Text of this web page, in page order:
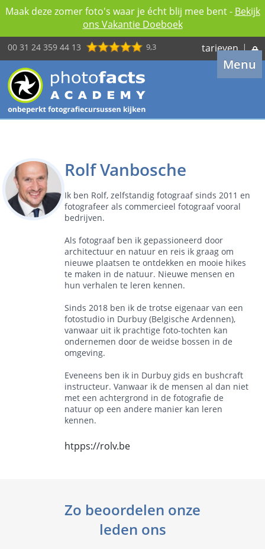
Maak deze zomer foto's waar je écht blij mee bent - Bekijk
ons Vakantie Doeboek
00 31 24 359 44 13 9,3 tarieven |
Menu
Rolf Vanbosche
Ik ben Rolf, zelfstandig fotograaf sinds 2011 en
fotografeer als commercieel fotograaf vooral
bedrijven.
Als fotograaf ben ik gepassioneerd door
architectuur en natuur en reis ik graag om
nieuwe plaatsen te ontdekken en mooie hikes
te maken in de natuur. Nieuwe mensen en
hun verhalen te leren kennen.
Sinds 2018 ben ik de trotse eigenaar van een
fotostudio in Durbuy (Belgische Ardennen),
vanwaar uit ik prachtige foto-tochten kan
ondernemen door de weidse bossen in de
omgeving.
Eveneens ben ik in Durbuy gids en bushcraft
instructeur. Vanwaar ik de mensen al dan niet
met een achtergrond in de fotografie de
natuur op een andere manier kan leren
kennen.
htpps://rolv.be
Zo beoordelen onze
leden ons